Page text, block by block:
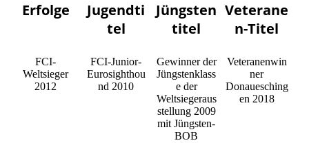
Erfolge
Jugendti
tel
Jüngsten
titel
Veterane
n-Titel
FCI-
Weltsieger
2012
FCI-Junior-
Eurosighthou
nd 2010
Gewinner der
Jüngstenklass
e der
Weltsiegeraus
stellung 2009
mit Jüngsten-
BOB
Veteranenwin
ner
Donauesching
en 2018